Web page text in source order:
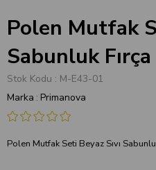
Polen Mutfak
Sabunluk Fırça
Stok Kodu
M-E43-01
Marka : Primanova
Polen Mutfak Seti Beyaz Sıvı